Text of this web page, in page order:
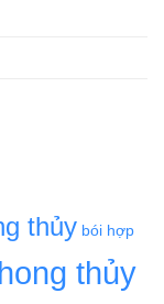
thủy bói hợp
thủy